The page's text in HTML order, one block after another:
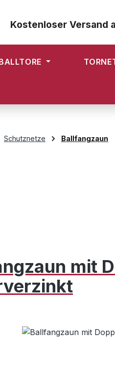
Kostenloser Versand
Schutznetze Ballfangzaun
mit
überspringen